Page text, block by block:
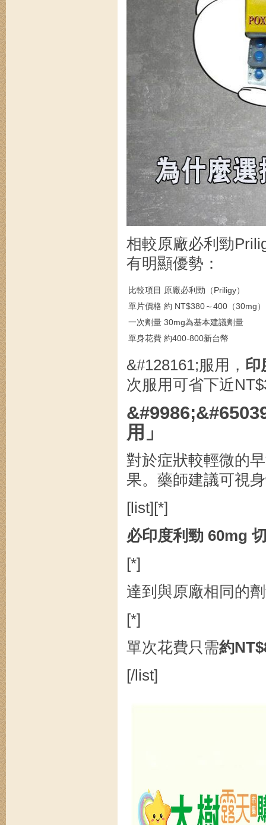
相較原廠必利勁
有明顯優勢：
比較項目 原廠必利勁（Priligy）
單片價格 約 NT$380～400（30mg）
一次劑量 30mg為基本建議劑量
單身花費 約400-800新台幣
&#128161;服用， 印
次服用可省下近
用」
對於症狀較輕微的
果。藥師建議可視
[list][*]
必印度利勁 60mg
[*]
達到與原廠相同的
[*]
單次花費只需約
[/list]